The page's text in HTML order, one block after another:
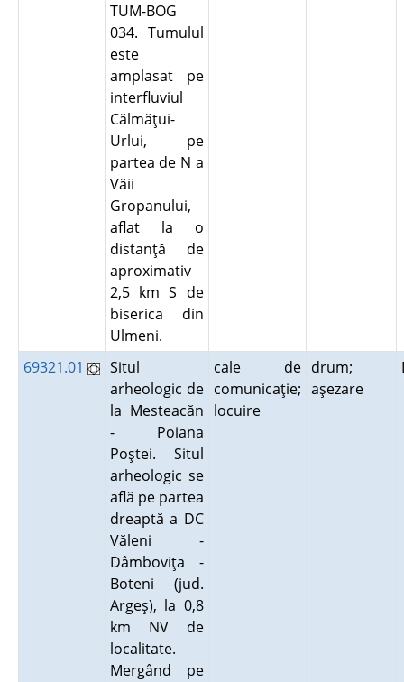
TUM-BOG
034. Tumulul
este
amplasat pe
interfluviul
Călmăţui-
Urlui, pe
partea de N a
Văii
Gropanului,
aflat la o
distanţă de
aproximativ
2,5 km S de
biserica din
Ulmeni.
69321.01
Situl
arheologic de
la Mesteacăn
- Poiana
Poştei. Situl
arheologic se
află pe partea
dreaptă a DC
Văleni -
Dâmboviţa -
Boteni (jud.
Argeş), la 0,8
km NV de
localitate.
Mergând pe
cale de
comunicaţie;
locuire
drum;
aşezare